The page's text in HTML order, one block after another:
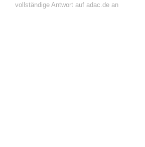
vollständige Antwort auf adac.de an